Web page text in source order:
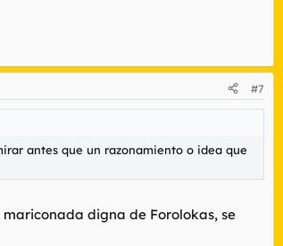
#7
antes que un razonamiento o idea que
digna de Forolokas, se